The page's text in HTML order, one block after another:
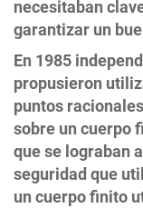
necesitaban
garantizar un
En 1985
propusieron
puntos
sobre un cuerpo
que se lograban
seguridad que
un cuerpo finito